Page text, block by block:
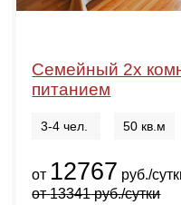
Семейный 2х
питанием
3-4 чел. 50 кв.м
от 12767 руб./
от13341руб./сутки